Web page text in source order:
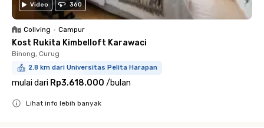
Video 360
Coliving • Campur
Kost Rukita Kimbelloft Karawaci
Binong, Curug
2.8 km dari Universitas Pelita Harapan
mulai dari Rp3.618.000 /bulan
Lihat info lebih banyak